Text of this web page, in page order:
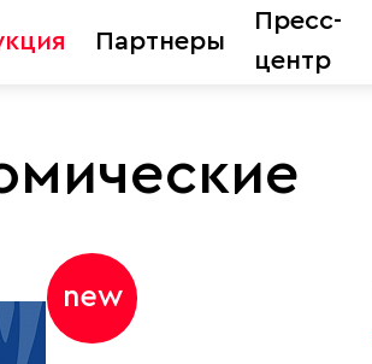
Партнеры
Пресс-
центр
new